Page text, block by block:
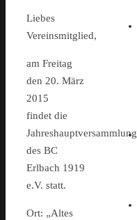
Liebes
Vereinsmitglied,
am Freitag
den 20. März
2015
findet die
Jahreshauptversammlung
des BC
Erlbach 1919
e.V. statt.
Ort: „Altes